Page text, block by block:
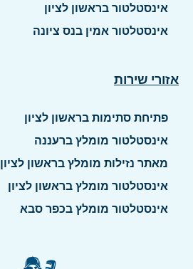
אינסטלטור בראשון לציון
אינסטלטור אמין בנס ציונה
אזורי שירות
פתיחת סתימות בראשון לציון
אינסטלטור מומלץ ברעננה
מאתר נזילות מומלץ בראשון לציון
אינסטלטור מומלץ בראשון לציון
אינסטלטור מומלץ בכפר סבא